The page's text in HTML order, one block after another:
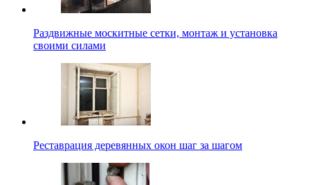
Раздвижные москитные сетки, монтаж и установка
своими силами
Реставрация деревянных окон шаг за шагом